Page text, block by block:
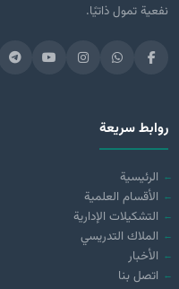
نفعية تمول ذاتيًا.
روابط سريعة
الرئيسية
الأقسام العلمية
التشكيلات الإدارية
الملاك التدريسي
الأخبار
اتصل بنا